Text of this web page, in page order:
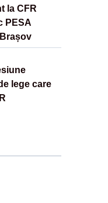
la CFR
PESA
lege care